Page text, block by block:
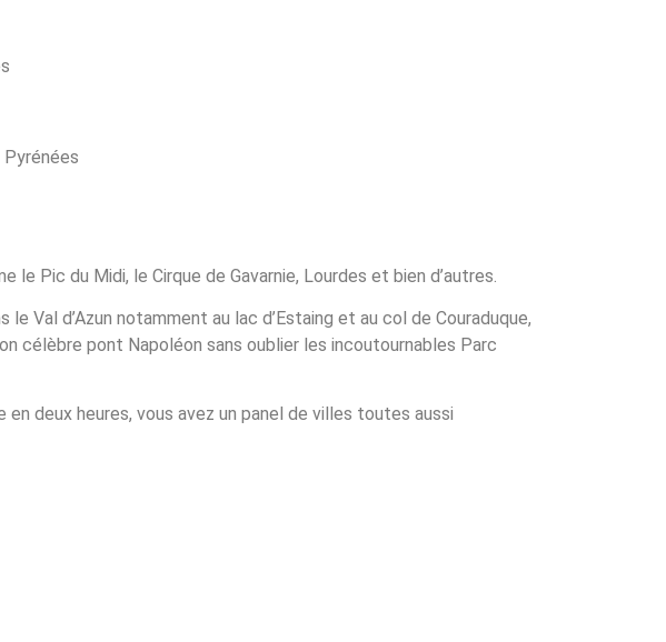
Pyrénées
Pic du Midi, le Cirque de Gavarnie, Lourdes et bien d’autres.
Val d’Azun notamment au lac d’Estaing et au col de Couraduque,
célèbre pont Napoléon sans oublier les incoutournables Parc
en deux heures, vous avez un panel de villes toutes aussi